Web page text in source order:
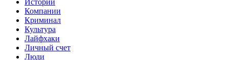
Истории
Компании
Криминал
Культура
Лайфхаки
Личный счет
Люди